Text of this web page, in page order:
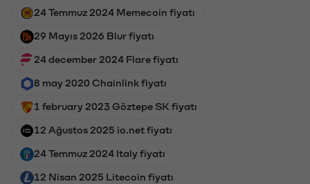
24 Temmuz 2024 Memecoin fiyatı
29 Mayıs 2026 Blur fiyatı
24 december 2024 Flare fiyatı
8 may 2020 Chainlink fiyatı
1 february 2023 Göztepe SK fiyatı
12 Ağustos 2025 io.net fiyatı
24 Temmuz 2024 Italy fiyatı
12 Nisan 2025 Litecoin fiyatı